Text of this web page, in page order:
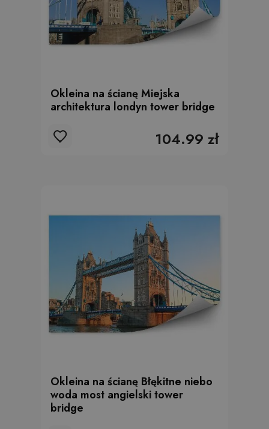
Okleina na ścianę Miejska
architektura londyn tower bridge
104.99 zł
Okleina na ścianę Błękitne niebo
woda most angielski tower
bridge